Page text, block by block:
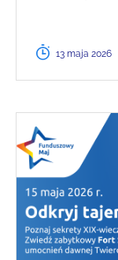
13 maja 2026